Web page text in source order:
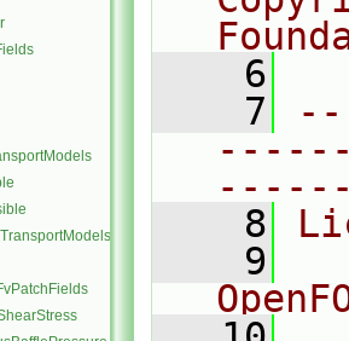
    6
    7
    8
    9